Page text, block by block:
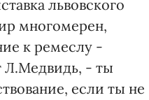
львовского
многомерен,
к ремеслу -
Л.Медвидь, - ты
если ты не